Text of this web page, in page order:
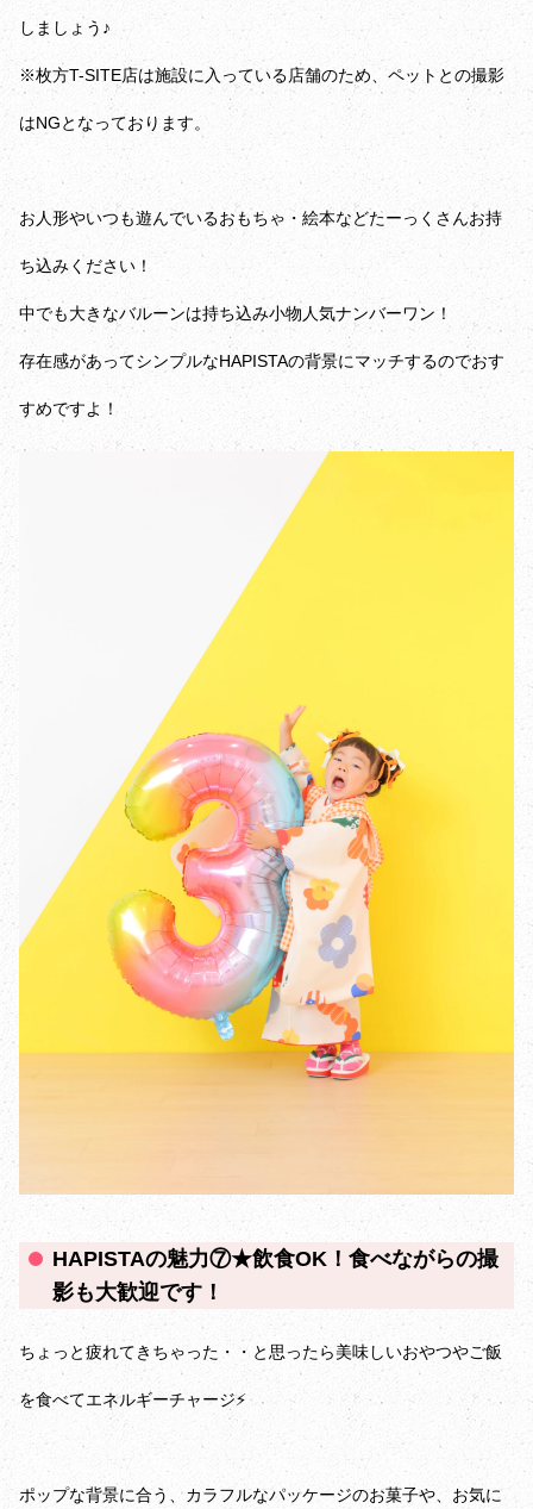
しましょう♪
※枚方T-SITE店は施設に入っている店舗のため、ペットとの撮影
はNGとなっております。
お人形やいつも遊んでいるおもちゃ・絵本などたーっくさんお持
ち込みください！
中でも大きなバルーンは持ち込み小物人気ナンバーワン！
存在感があってシンプルなHAPISTAの背景にマッチするのでおす
すめですよ！
HAPISTAの魅力⑦★飲食OK！食べながらの撮
影も大歓迎です！
ちょっと疲れてきちゃった・・と思ったら美味しいおやつやご飯
を食べてエネルギーチャージ⚡
ポップな背景に合う、カラフルなパッケージのお菓子や、お気に